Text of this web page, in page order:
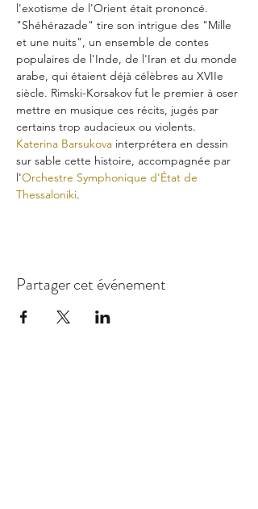
l'exotisme de l'Orient était prononcé.
"Shéhérazade" tire son intrigue des "Mille
et une nuits", un ensemble de contes
populaires de l'Inde, de l'Iran et du monde
arabe, qui étaient déjà célèbres au XVIIe
siècle. Rimski-Korsakov fut le premier à oser
mettre en musique ces récits, jugés par
certains trop audacieux ou violents.
Katerina Barsukova interprétera en dessin
sur sable cette histoire, accompagnée par
l'Orchestre Symphonique d'État de
Thessaloniki.
Partager cet événement